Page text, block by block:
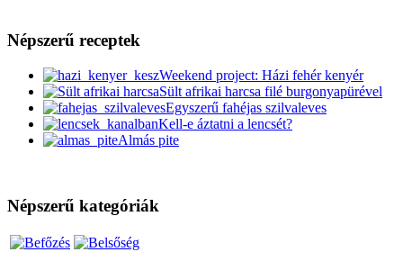
Népszerű receptek
Weekend project: Házi fehér kenyér
Sült afrikai harcsa filé burgonyapürével
Egyszerű fahéjas szilvaleves
Kell-e áztatni a lencsét?
Almás pite
Népszerű kategóriák